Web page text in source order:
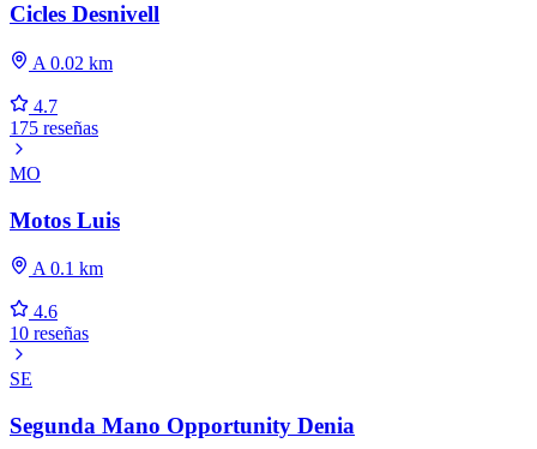
Cicles Desnivell
A 0.02 km
4.7
175 reseñas
MO
Motos Luis
A 0.1 km
4.6
10 reseñas
SE
Segunda Mano Opportunity Denia